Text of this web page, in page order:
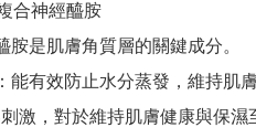
合神經醯胺
胺是肌膚角質層的關鍵成分。
能有效防止水分蒸發，維持肌
激，對於維持肌膚健康與保濕